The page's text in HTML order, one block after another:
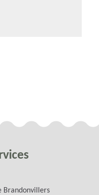
Brandonvillers